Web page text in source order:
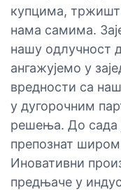
купцима,
нама самима.
нашу одлучност
ангажујемо у
вредности са
у дугорочним
решења. До сада
препознат широм
Иновативни
предњаче у